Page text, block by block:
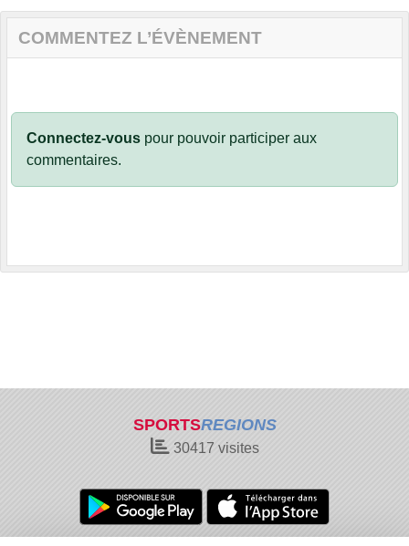
COMMENTEZ L’ÉVÈNEMENT
Connectez-vous pour pouvoir participer aux
commentaires.
SPORTSREGIONS
30417 visites